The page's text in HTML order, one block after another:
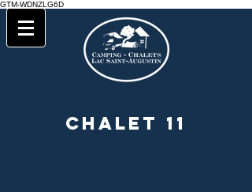
GTM-WDNZLG6D
Chalet 11